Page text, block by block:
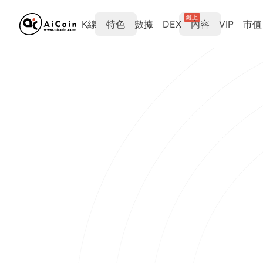
K線 特色 數據 DEX
鏈上
內容 VIP 市值